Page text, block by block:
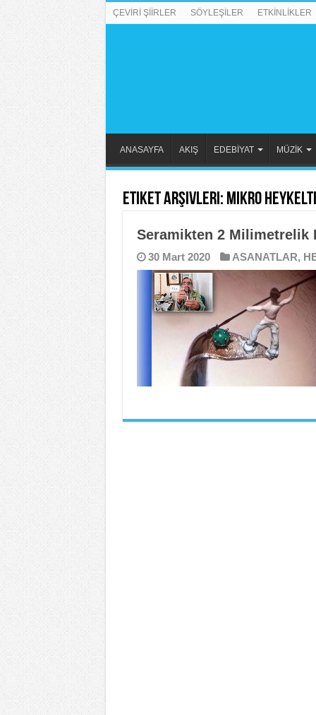
ÇEVİRİ ŞİİRLER SÖYLEŞİLER ETKİNLİKLER
ANASAYFA AKIŞ EDEBİYAT MÜZİK
Etiket Arşivleri: Mikro
Seramikten 2 Milimetrelik
30 Mart 2020 ASANATLAR,